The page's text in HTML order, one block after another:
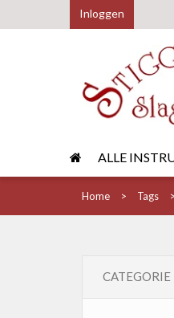
Inloggen
ALLE
Home Tags
CATEGORIE